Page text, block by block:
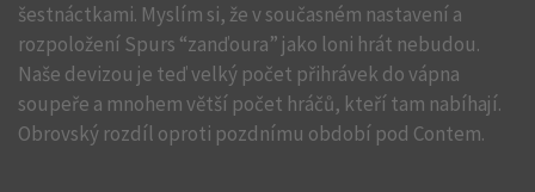
šestnáctkami. Myslím si, že v současném nastavení a
rozpoložení Spurs “zanďoura” jako loni hrát nebudou.
Naše devizou je teď velký počet přihrávek do vápna
soupeře a mnohem větší počet hráčů, kteří tam nabíhají.
Obrovský rozdíl oproti pozdnímu období pod Contem.